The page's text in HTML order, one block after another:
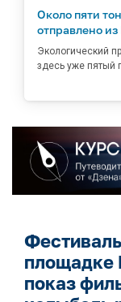
Около пяти
отправлено
Экологический
здесь уже пятый
площадке
показ